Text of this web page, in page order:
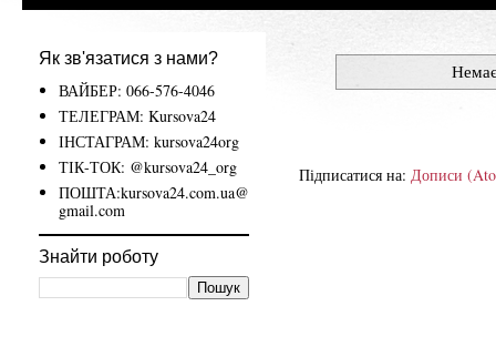
Підписатися на: Дописи
Як зв'язатися з нами?
ВАЙБЕР: 066-576-4046
ТЕЛЕГРАМ: Kursova24
ІНСТАГРАМ: kursova24org
ТІК-ТОК: @kursova24_org
ПОШТА:kursova24.com.ua@
gmail.com
Знайти роботу